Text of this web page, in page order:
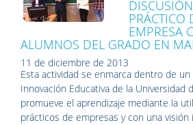
PRÁCTICO
EMPRESA
ALUMNOS DEL GRADO EN
11 de diciembre de 2013
Esta actividad se enmarca dentro de
Innovación Educativa de la Universidad
promueve el aprendizaje mediante la
prácticos de empresas y con una visión